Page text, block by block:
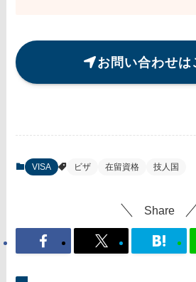
お問い合わせは
VISA ビザ 在留資格 技人国
Share